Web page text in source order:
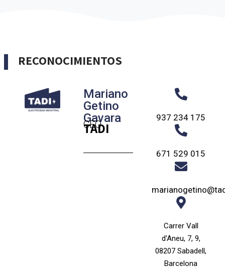
RECONOCIMIENTOS
Mariano
Getino
Gavara
CEO
TADI
937 234 175
671 529 015
Carrer Vall
d'Aneu, 7, 9,
08207 Sabadell,
Barcelona